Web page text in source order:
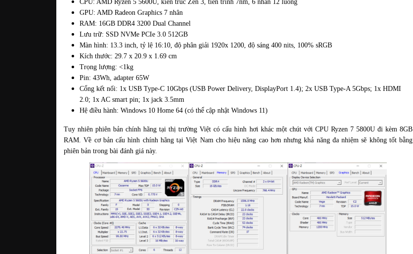
CPU: AMD Ryzen 5 5600U, kiến trúc Zen 3, tiến trình 7nm, 6 nhân 12 luồng
GPU: AMD Radeon Graphics 7 nhân
RAM: 16GB DDR4 3200 Dual Channel
Lưu trữ: SSD NVMe PCIe 3.0 512GB
Màn hình: 13.3 inch, tỷ lệ 16:10, độ phân giải 1920x 1200, độ sáng 400 nits, 100% sRGB
Kích thước: 29.7 x 20.9 x 1.69 cm
Trọng lượng: <1kg
Pin: 43Wh, adapter 65W
Cổng kết nối: 1x USB Type-C 10Gbps (USB Power Delivery, DisplayPort 1.4); 2x USB Type-A 5Gbps; 1x HDMI
2.0; 1x AC smart pin; 1x jack 3.5mm
Hệ điều hành: Windows 10 Home 64 (có thể cập nhật Windows 11)
Tuy nhiên phiên bản chính hãng tại thị trường Việt có cấu hình hơi khác một chút với CPU Ryzen 7 5800U đi kèm 8GB
RAM. Về cơ bản cấu hình chính hãng tại Việt Nam cho hiệu năng cao hơn nhưng khả năng đa nhiệm sẽ không tốt bằng
phiên bản trong bài đánh giá này.